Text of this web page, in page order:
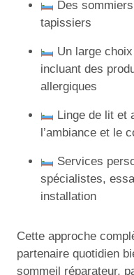
Des
tapissiers
Un large
incluant des
allergiques
Linge de lit et
l’ambiance et le
Services
spécialistes,
installation
Cette approche
partenaire quotidien
sommeil réparateur,